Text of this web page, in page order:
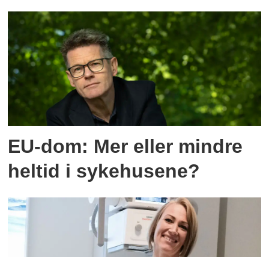
EU-dom: Mer eller mindre
heltid i sykehusene?